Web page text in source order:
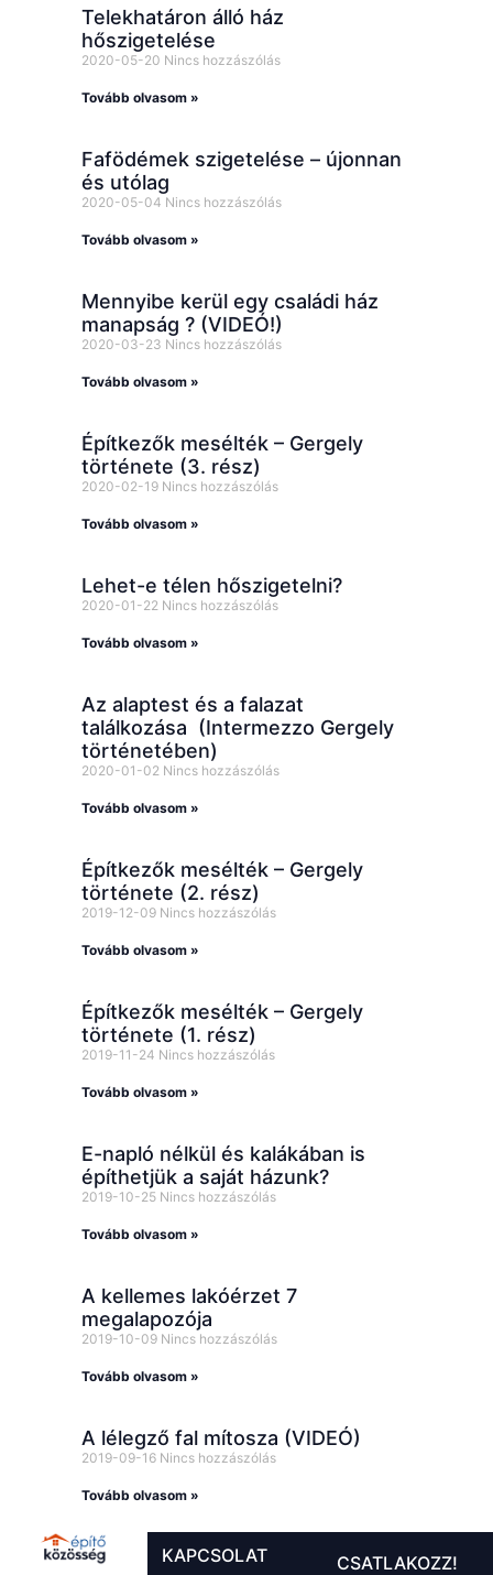
Telekhatáron álló ház
hőszigetelése
2020-05-20 Nincs hozzászólás
Tovább olvasom »
Fafödémek szigetelése – újonnan
és utólag
2020-05-04 Nincs hozzászólás
Tovább olvasom »
Mennyibe kerül egy családi ház
manapság ? (VIDEÓ!)
2020-03-23 Nincs hozzászólás
Tovább olvasom »
Építkezők mesélték – Gergely
története (3. rész)
2020-02-19 Nincs hozzászólás
Tovább olvasom »
Lehet-e télen hőszigetelni?
2020-01-22 Nincs hozzászólás
Tovább olvasom »
Az alaptest és a falazat
találkozása (Intermezzo Gergely
történetében)
2020-01-02 Nincs hozzászólás
Tovább olvasom »
Építkezők mesélték – Gergely
története (2. rész)
2019-12-09 Nincs hozzászólás
Tovább olvasom »
Építkezők mesélték – Gergely
története (1. rész)
2019-11-24 Nincs hozzászólás
Tovább olvasom »
E-napló nélkül és kalákában is
építhetjük a saját házunk?
2019-10-25 Nincs hozzászólás
Tovább olvasom »
A kellemes lakóérzet 7
megalapozója
2019-10-09 Nincs hozzászólás
Tovább olvasom »
A lélegző fal mítosza (VIDEÓ)
2019-09-16 Nincs hozzászólás
Tovább olvasom »
KAPCSOLAT CSATLAKOZZ!